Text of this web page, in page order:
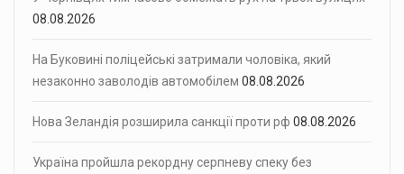
08.08.2026
На Буковині поліцейські затримали чоловіка, який
незаконно заволодів автомобілем 08.08.2026
Нова Зеландія розширила санкції проти рф 08.08.2026
Україна пройшла рекордну серпневу спеку без